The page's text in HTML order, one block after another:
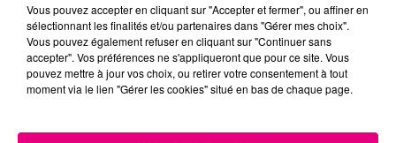
Bélier Taureau Gémeaux
Vous pouvez accepter en cliquant sur "Accepter et fermer", ou affiner en
sélectionnant les finalités et/ou partenaires dans "Gérer mes choix".
Vous pouvez également refuser en cliquant sur "Continuer sans
accepter". Vos préférences ne s'appliqueront que pour ce site. Vous
pouvez mettre à jour vos choix, ou retirer votre consentement à tout
moment via le lien "Gérer les cookies" situé en bas de chaque page.